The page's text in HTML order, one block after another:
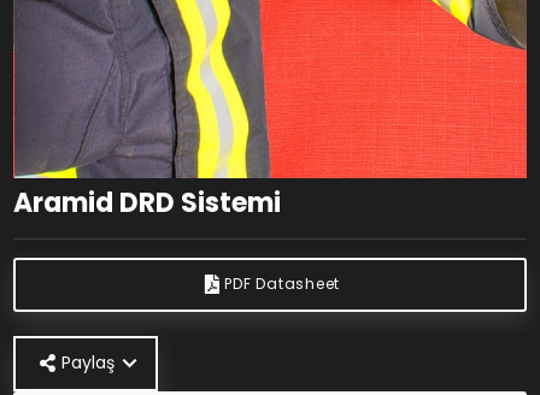
Aramid DRD Sistemi
PDF Datasheet
Paylaş